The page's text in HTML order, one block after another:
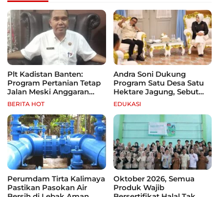
Plt Kadistan Banten:
Program Pertanian Tetap
Jalan Meski Anggaran
Terbatas, Fokus Jagung
hingga Tebu
BERITA HOT
Andra Soni Dukung
Program Satu Desa Satu
Hektare Jagung, Sebut
Banten Punya Peluang
Jadi Sentra Produksi
EDUKASI
Perumdam Tirta Kalimaya
Pastikan Pasokan Air
Oktober 2026, Semua
Produk Wajib